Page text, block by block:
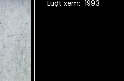
Lượt xem: 1993